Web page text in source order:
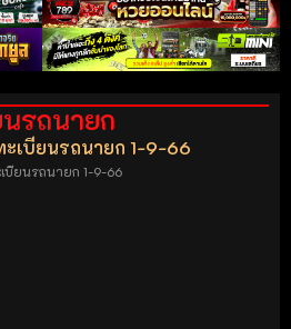
นรถนายก
ะเบียนรถนายก 1-9-66
บียนรถนายก 1-9-66